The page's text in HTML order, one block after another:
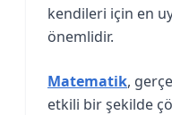
kendileri için en
önemlidir.
Matematik,
etkili bir şekilde